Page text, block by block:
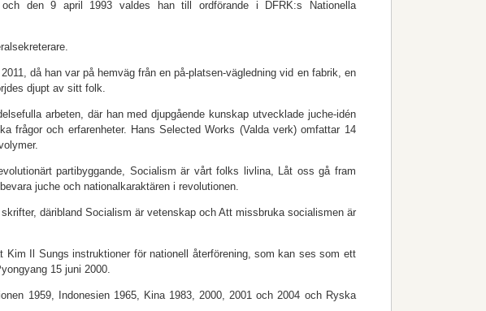
den 9 april 1993 valdes han till ordförande i DFRK:s Nationella
då han var på hemväg från en på-platsen-vägledning vid en fabrik, en
djupt av sitt folk.
arbeten, där han med djupgående kunskap utvecklade juche-idén
frågor och erfarenheter. Hans Selected Works (Valda verk) omfattar 14
partibyggande, Socialism är vårt folks livlina, Låt oss gå fram
juche och nationalkaraktären i revolutionen.
däribland Socialism är vetenskap och Att missbruka socialismen är
Il Sungs instruktioner för nationell återförening, som kan ses som ett
15 juni 2000.
1959, Indonesien 1965, Kina 1983, 2000, 2001 och 2004 och Ryska